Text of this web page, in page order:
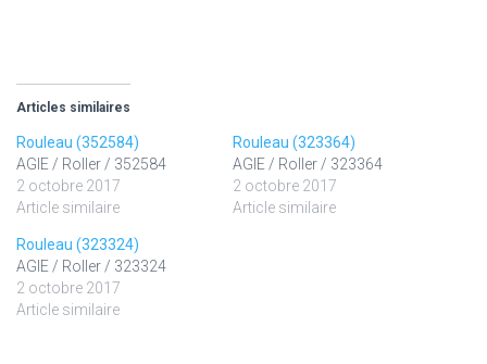
Articles similaires
Rouleau (352584)
AGIE / Roller / 352584
2 octobre 2017
Article similaire
Rouleau (323364)
AGIE / Roller / 323364
2 octobre 2017
Article similaire
Rouleau (323324)
AGIE / Roller / 323324
2 octobre 2017
Article similaire